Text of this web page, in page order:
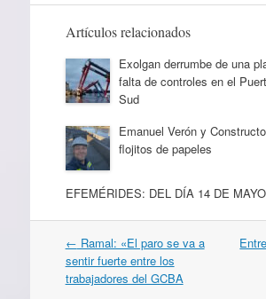
Artículos relacionados
Exolgan derrumbe de una
falta de controles en el
Sud
Emanuel Verón y
flojitos de papeles
EFEMÉRIDES: DEL DÍA 14 DE MAYO
Navegación
por
artículos
← Ramal: «El paro se va a
sentir fuerte entre los
trabajadores del GCBA